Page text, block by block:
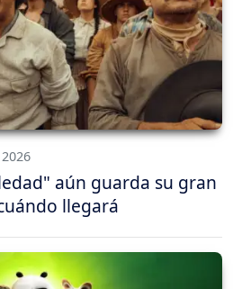
aún guarda su gran
llegará